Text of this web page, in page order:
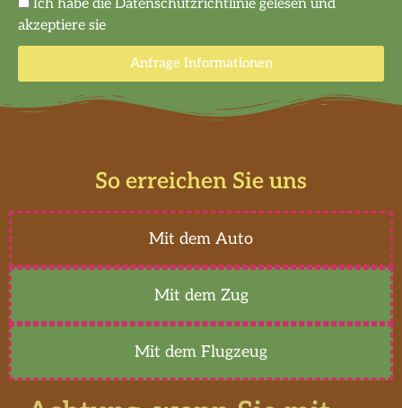
Ich habe die Datenschutzrichtlinie gelesen und
akzeptiere sie
Anfrage Informationen
So erreichen Sie uns
Mit dem Auto
Mit dem Zug
Mit dem Flugzeug